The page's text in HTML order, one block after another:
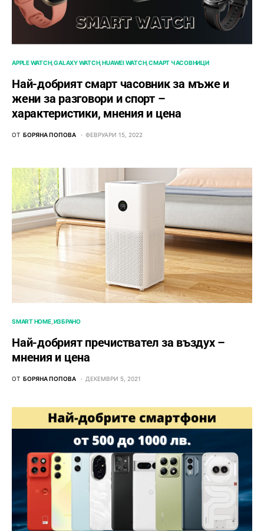
APPLE WATCH GALAXY WATCH HUAWEI WATCH СМАРТ ЧАСОВНИЦИ
Най-добрият смарт часовник за мъже и
жени за разговори и спорт –
характеристики, мнения и цена
ОТ БОРЯНА ПОПОВА ФЕВРУАРИ 15, 2022
SMART HOME ИЗБРАНО
Най-добрият пречиствател за въздух –
мнения и цена
ОТ БОРЯНА ПОПОВА ДЕКЕМВРИ 5, 2021